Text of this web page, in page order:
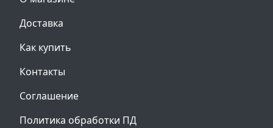
Доставка
Как купить
Контакты
Соглашение
Политика обработки ПД